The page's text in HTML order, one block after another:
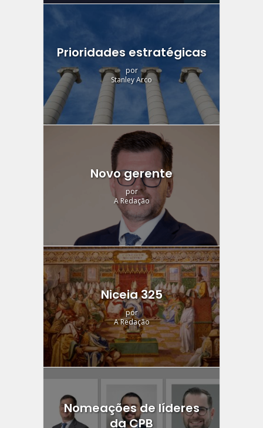
Prioridades estratégicas
por
Stanley Arco
Novo gerente
por
A Redação
Niceia 325
por
A Redação
Nomeações de líderes
da CPB